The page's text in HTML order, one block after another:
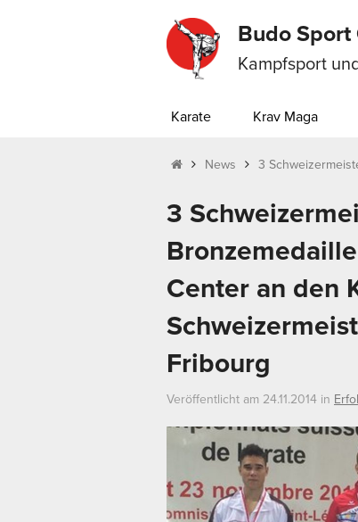
Budo Sport
Kampfsport
Karate Krav Maga
News 3
3
Center an den
Fribourg
Veröffentlicht am 24.11.2014 in